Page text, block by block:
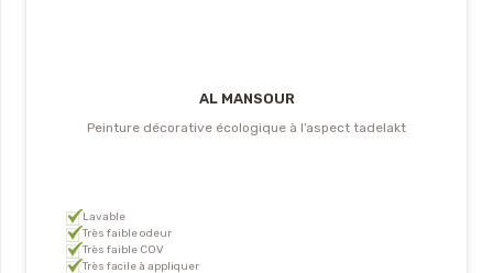
AL MANSOUR
Peinture décorative écologique à l’aspect tadelakt
Lavable
Très faible odeur
Très faible COV
Très facile à appliquer